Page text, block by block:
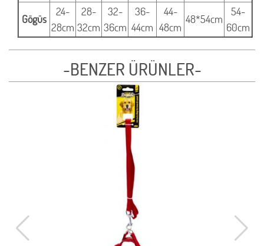
Gögüs
24-
28cm
28-
32cm
32-
36cm
36-
44cm
44-
48cm
48*54cm
54-
60cm
-BENZER ÜRÜNLER-